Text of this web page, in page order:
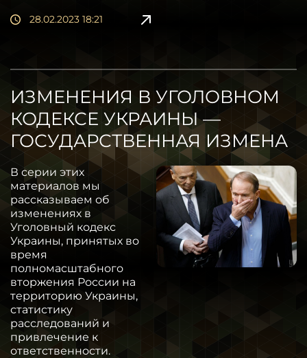
28.02.2023 18:21
ИЗМЕНЕНИЯ В УГОЛОВНОМ
КОДЕКСЕ УКРАИНЫ —
ГОСУДАРСТВЕННАЯ ИЗМЕНА
В серии этих
материалов мы
рассказываем об
изменениях в
Уголовный кодекс
Украины, принятых во
время
полномасштабного
вторжения России на
территорию Украины,
статистику
расследований и
привлечение к
ответственности.